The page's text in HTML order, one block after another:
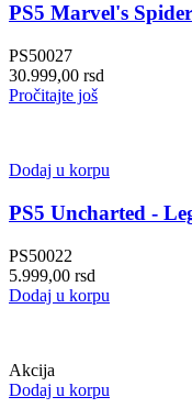
PS5 Marvel's
PS50027
30.999,00 rsd
Pročitajte još
Dodaj u korpu
PS5 Uncharted -
PS50022
5.999,00 rsd
Dodaj u korpu
Akcija
Dodaj u korpu